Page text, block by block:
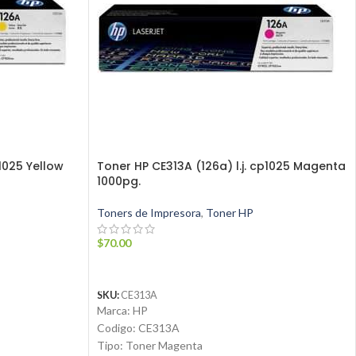
Yellow
Toner HP CE313A (126a) l.j. cp1025 Magenta
1000pg.
Toners de Impresora, Toner HP
$70.00
SKU: CE313A
Marca: HP
Codigo: CE313A
Tipo: Toner Magenta